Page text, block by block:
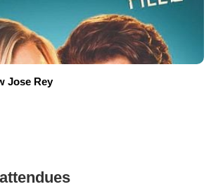
Jose Rey